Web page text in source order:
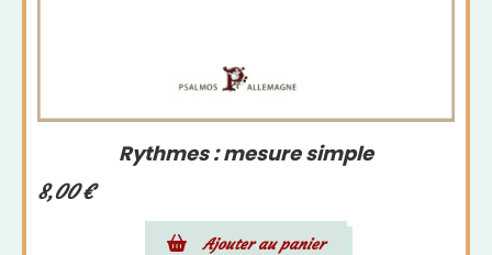
Rythmes : mesure simple
8,00€
Ajouter au panier